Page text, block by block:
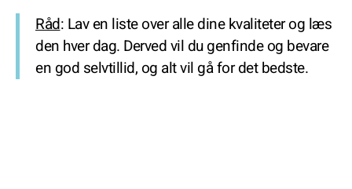
Råd: Lav en liste over alle dine kvaliteter og læs
den hver dag. Derved vil du genfinde og bevare
en god selvtillid, og alt vil gå for det bedste.